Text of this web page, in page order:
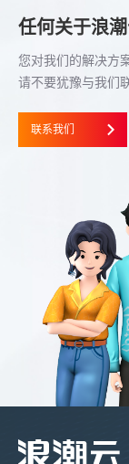
任何关于浪
您对我们的解决方
请不要犹豫与我们
联系我们